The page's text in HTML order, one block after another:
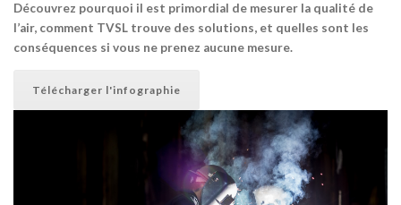
Découvrez pourquoi il est primordial de mesurer la qualité de
l’air, comment TVSL trouve des solutions, et quelles sont les
conséquences si vous ne prenez aucune mesure.
Télécharger l'infographie